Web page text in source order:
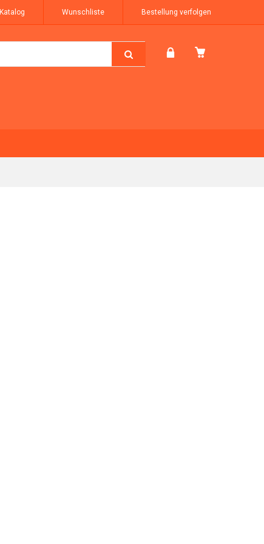
Katalog Wunschliste Bestellung verfolgen